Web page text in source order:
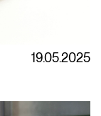
19.05.2025